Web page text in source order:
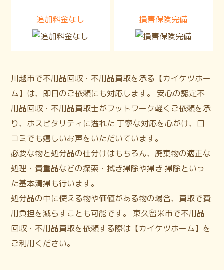
追加料金なし 損害保険完備
川越市で不用品回収・不用品買取を承る【カイケツホー
ム】は、即日のご依頼にも対応します。 安心の認定不
用品回収・不用品買取士がフットワーク軽くご依頼を承
り、ホスピタリティに溢れた 丁寧な対応を心がけ、口
コミでも嬉しいお声をいただいています。
必要な物と処分品の仕分けはもちろん、廃棄物の適正な
処理・貴重品などの探索・拭き掃除や掃き 掃除といっ
た基本清掃も行います。
処分品の中に使える物や価値がある物の場合、買取で費
用負担を減らすことも可能です。 東久留米市で不用品
回収・不用品買取を依頼する際は【カイケツホーム】を
ご利用ください。